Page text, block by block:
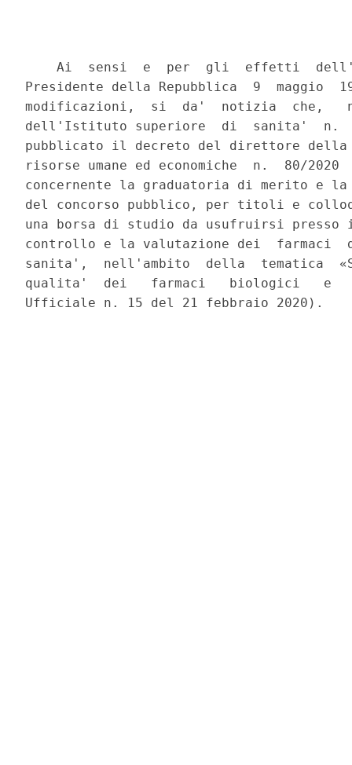
Ai  sensi  e  per  gli  effetti
Presidente della Repubblica  9  maggio
modificazioni,  si  da'  notizia  che,
dell'Istituto superiore  di  sanita'  n.
pubblicato il decreto del direttore
risorse umane ed economiche  n.  80/
concernente la graduatoria di merito e
del concorso pubblico, per titoli e
una borsa di studio da usufruirsi
controllo e la valutazione dei
sanita',  nell'ambito  della  tematica
qualita'  dei   farmaci   biologici   e
Ufficiale n. 15 del 21 febbraio 2020).